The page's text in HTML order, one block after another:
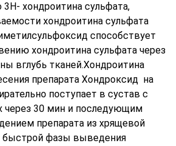
хондроитина сульфата,
хондроитина сульфата
способствует
хондроитина сульфата через
вглубь тканей.Хондроитина
препарата Хондроксид на
поступает в сустав с
через 30 мин и последующим
препарата из хрящевой
быстрой фазы выведения